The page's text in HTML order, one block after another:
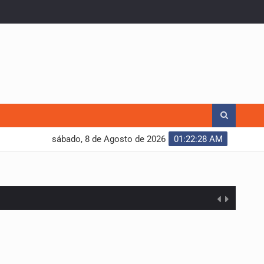
01:22:29 AM
sábado, 8 de Agosto de 2026